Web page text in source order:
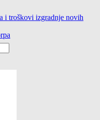
i troškovi izgradnje novih